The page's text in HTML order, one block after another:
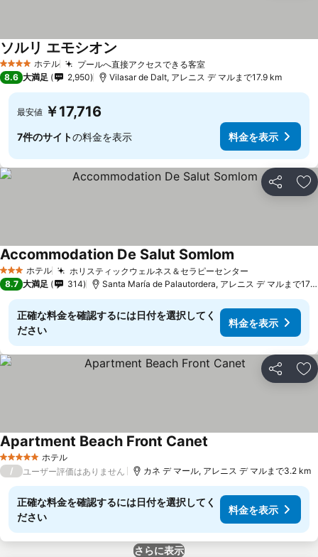
4 ホテルのランク
ホテル プールへ直接アクセスできる客室料金を表示
ソルリ エモシオン
8.6 大満足 2,950 Vilasar de Dalt, アレニス デ マルまで17.9 km
最安値 ￥17,716
7件のサイトの料金を表示 料金を表示
シェア お
3 ホテルのランク
ホテル ホリスティックウェルネス＆セラピーセンター
Accommodation De Salut Somlom
8.7 大満足 314 Santa María de Palautordera, アレニス デ マルまで
正確な料金を確認するには日付を選択してく
ださい
料金を表示
シェア お
5 ホテルのランク
ホテル
Apartment Beach Front Canet
/ ユーザー評価はありません カネ デ マール, アレニス デ マルまで3.2 km
正確な料金を確認するには日付を選択してく
ださい
料金を表示
さらに表示